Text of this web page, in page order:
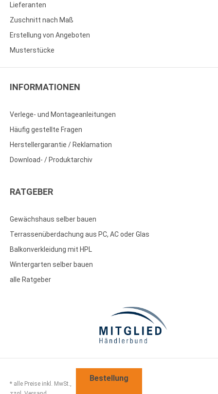
Lieferanten
Zuschnitt nach Maß
Erstellung von Angeboten
Musterstücke
INFORMATIONEN
Verlege- und Montageanleitungen
Häufig gestellte Fragen
Herstellergarantie / Reklamation
Download- / Produktarchiv
RATGEBER
Gewächshaus selber bauen
Terrassenüberdachung aus PC, AC oder Glas
Balkonverkleidung mit HPL
Wintergarten selber bauen
alle Ratgeber
* alle Preise inkl. MwSt.,
Bestellung